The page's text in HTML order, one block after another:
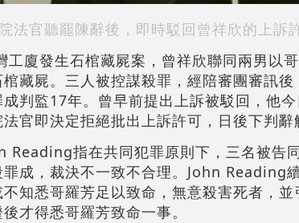
法官聽罷陳辭後，即時駁回曾祥欣的上訴
工廈發生石棺藏屍案，曾祥欣聯同兩男以
藏屍。三人被控謀殺罪，經陪審團審訊
判監17年。曾早前提出上訴被駁回，他
官即決定拒絕批出上訴許可，日後下判辭
Reading指在共同犯罪原則下，三名被告
成，裁決不一致不合理。John Reading
知悉哥羅芳足以致命，無意殺害死者，
才得悉哥羅芳致命一事。